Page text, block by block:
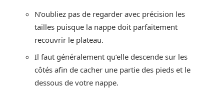
N’oubliez pas de regarder avec précision les
tailles puisque la nappe doit parfaitement
recouvrir le plateau.
Il faut généralement qu’elle descende sur les
côtés afin de cacher une partie des pieds et le
dessous de votre nappe.